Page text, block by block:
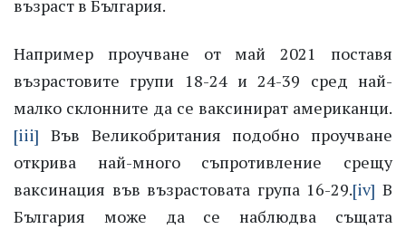
възраст в България.
Например проучване от май 2021 поставя
възрастовите групи 18-24 и 24-39 сред най-
малко склонните да се ваксинират американци.
[iii] Във Великобритания подобно проучване
открива най-много съпротивление срещу
ваксинация във възрастовата група 16-29.[iv] В
България може да се наблюдва същата